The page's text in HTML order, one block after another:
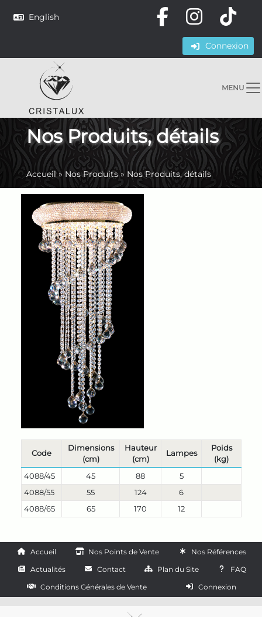
English
Connexion
MENU
Nos Produits, détails
Accueil» Nos Produits» Nos Produits, détails
Code
Dimensions
(cm)
Hauteur
(cm)
Lampes
Poids
(kg)
4088/45
45 88
5
4088/55
55 124
6
4088/65
65 170 12
Accueil Nos Points de Vente
Nos Références
Actualités
Contact Plan du Site
FAQ
Conditions Générales de Vente
Connexion